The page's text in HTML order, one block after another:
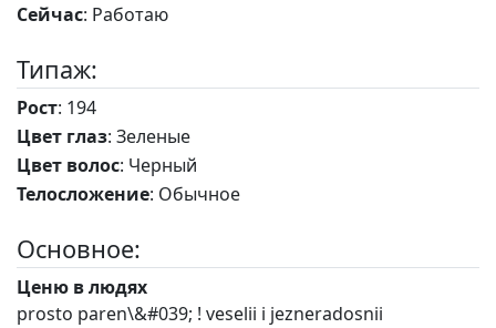
Сейчас: Работаю
Типаж:
Рост: 194
Цвет глаз: Зеленые
Цвет волос: Черный
Телосложение: Обычное
Основное:
Ценю в людях
prosto paren\&#039; ! veselii i jezneradosnii